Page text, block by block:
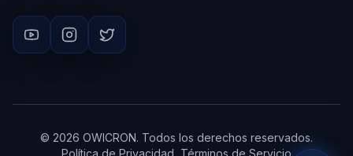
© 2026 OWICRON. Todos los derechos reservados.
Política de Privacidad Términos de Servicio